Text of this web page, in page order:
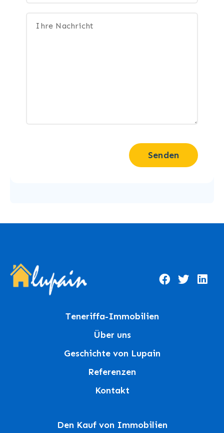
Senden
Teneriffa-Immobilien
Über uns
Geschichte von Lupain
Referenzen
Kontakt
Den Kauf von Immobilien